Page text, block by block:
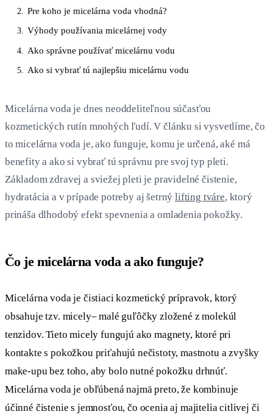
2. Pre koho je micelárna voda vhodná?
3. Výhody používania micelárnej vody
4. Ako správne používať micelárnu vodu
5. Ako si vybrať tú najlepšiu micelárnu vodu
Micelárna voda je dnes neoddeliteľnou súčasťou
kozmetických rutín mnohých ľudí. V článku si vysvetlíme, čo
to micelárna voda je, ako funguje, komu je určená, aké má
benefity a ako si vybrať tú správnu pre svoj typ pleti.
Základom zdravej a sviežej pleti je pravidelné čistenie,
hydratácia a v prípade potreby aj šetrnýlifting tváre, ktorý
prináša dlhodobý efekt spevnenia a omladenia pokožky.
Čo je micelárna voda a ako funguje?
Micelárna voda je čistiaci kozmetický prípravok, ktorý
obsahuje tzv. micely– malé guľôčky zložené z molekúl
tenzidov. Tieto micely fungujú ako magnety, ktoré pri
kontakte s pokožkou priťahujú nečistoty, mastnotu a zvyšky
make-upu bez toho, aby bolo nutné pokožku drhnúť.
Micelárna voda je obľúbená najmä preto, že kombinuje
účinné čistenie s jemnosťou, čo ocenia aj majitelia citlivej či